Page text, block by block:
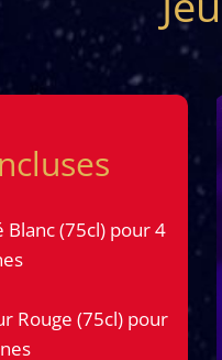
Blanc (75cl) pour 4
Rouge (75cl) pour